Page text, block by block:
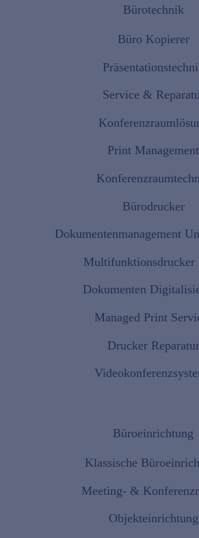
Bürotechnik
Büro Kopierer
Service &
Print Management
Bürodrucker
Dokumentenmanagement
Multifunktionsdrucker
Dokumenten
Managed Print
Drucker Reparatur
Büroeinrichtung
Klassische
Meeting- &
Objekteinrichtung